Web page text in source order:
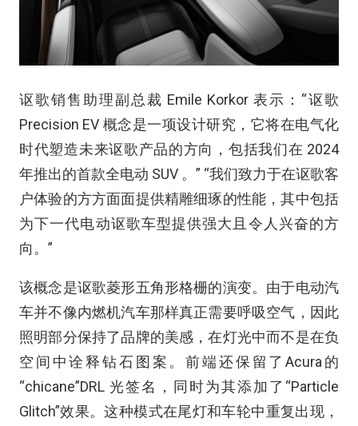
讴歌销售助理副总裁 Emile Korkor 表示：“讴歌
Precision EV 概念是一项设计研究，它将在电气化
时代塑造未来讴歌产品的方向，包括我们在 2024
年推出的首款全电动 SUV 。” “我们致力于在讴歌客
户体验的方方面面提供精雕细琢的性能，其中包括
为下一代电动讴歌车型提供强大且令人兴奋的方
向。”
该概念是讴歌菱形五角形格栅的演变。由于电动汽
车并不像内燃机汽车那样真正需要呼吸空气，因此
照明部分保持了品牌的美感，在灯光中而不是在负
空间中诠释钻石图案。前端还保留了Acura的
“chicane”DRL 光签名，同时为其添加了“Particle
Glitch”效果。这种模式在尾灯和车轮中重复出现，